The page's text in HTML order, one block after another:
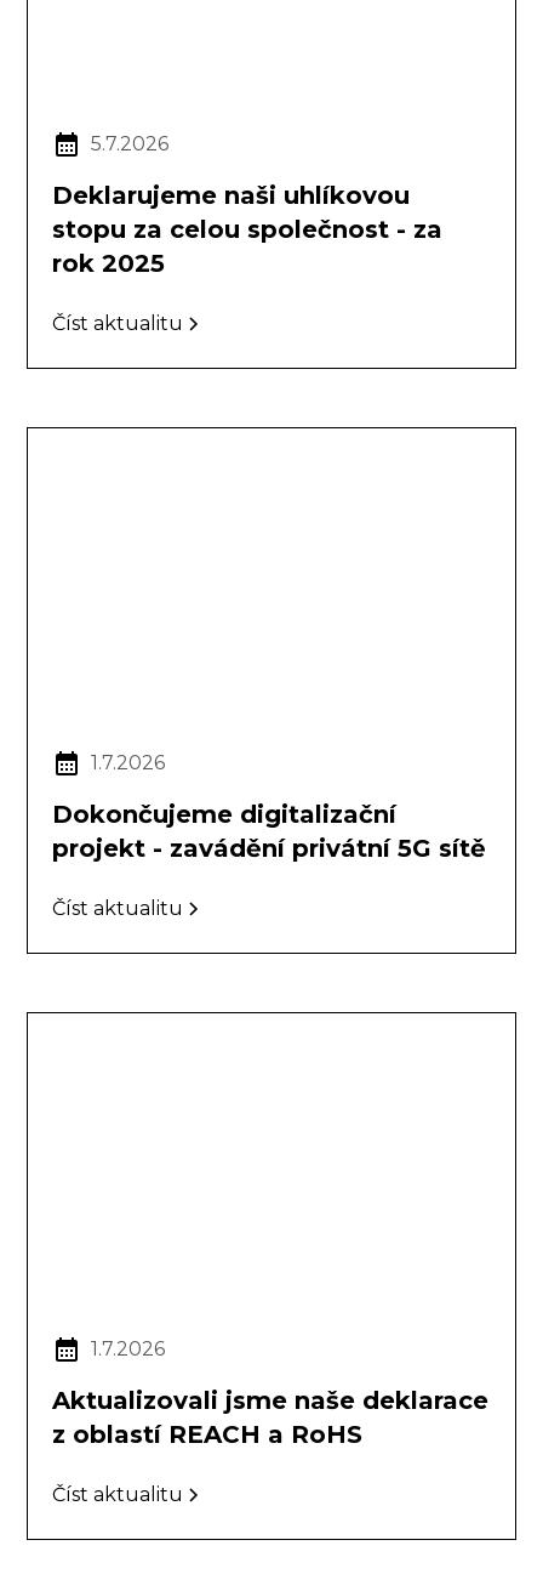
5.7.2026
Deklarujeme naši uhlíkovou
stopu za celou společnost - za
rok 2025
Číst aktualitu
1.7.2026
Dokončujeme digitalizační
projekt - zavádění privátní 5G sítě
Číst aktualitu
1.7.2026
Aktualizovali jsme naše deklarace
z oblastí REACH a RoHS
Číst aktualitu